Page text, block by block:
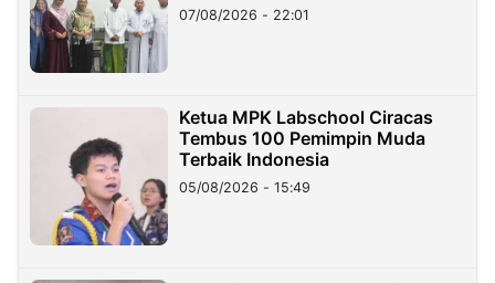
07/08/2026 - 22:01
Ketua MPK Labschool Ciracas
Tembus 100 Pemimpin Muda
Terbaik Indonesia
05/08/2026 - 15:49